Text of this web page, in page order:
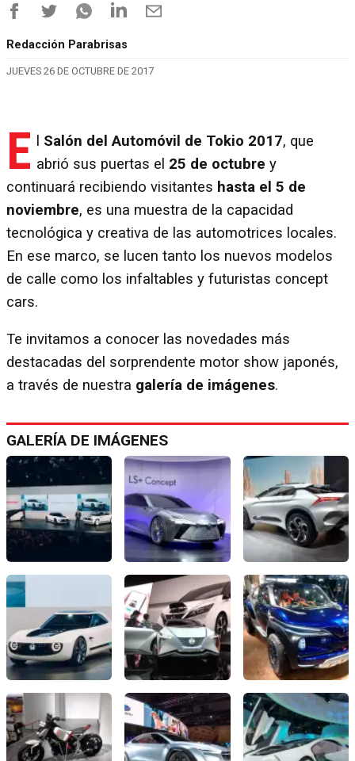
Redacción Parabrisas
JUEVES 26 DE OCTUBRE DE 2017
E Salón del Automóvil de Tokio 2017, que
abrió sus puertas el 25 de octubre y
continuará recibiendo visitantes hasta el 5 de
noviembre, es una muestra de la capacidad
tecnológica y creativa de las automotrices locales.
En ese marco, se lucen tanto los nuevos modelos
de calle como los infaltables y futuristas concept
cars.
Te invitamos a conocer las novedades más
destacadas del sorprendente motor show japonés,
a través de nuestra galería de imágenes.
GALERÍA DE IMÁGENES